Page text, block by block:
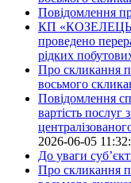
Повідомлення
КП
проведено
рідких
Про скликання
восьмого
Повідомлення
вартість послуг
2026-06-05
До уваги
Про скликання